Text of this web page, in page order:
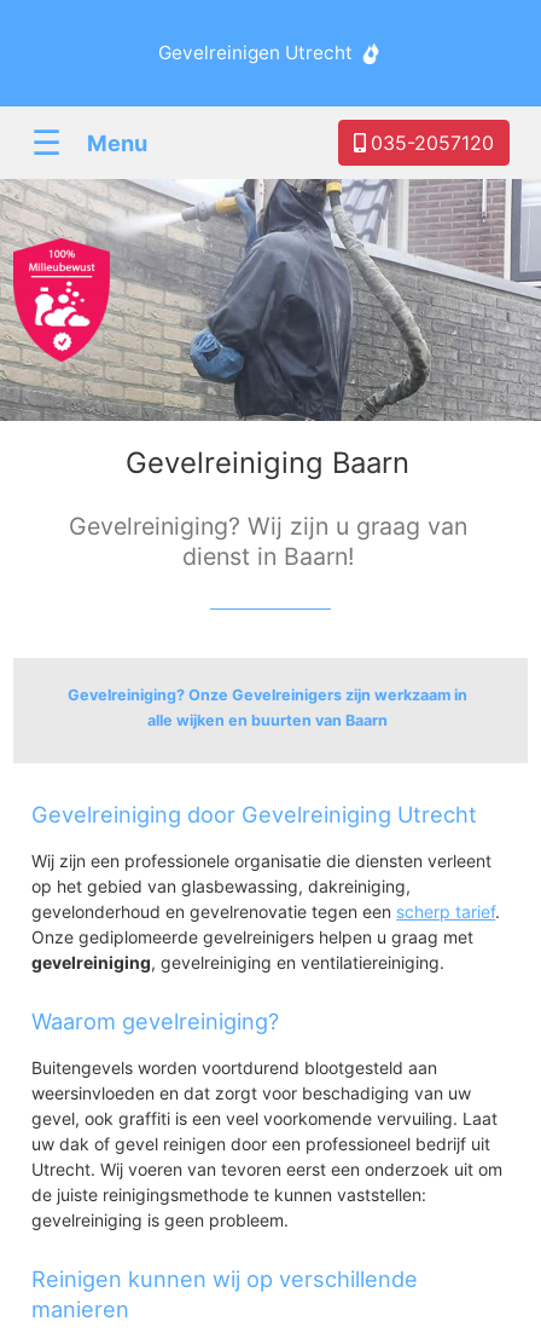
Gevelreinigen Utrecht
☰ Menu 035-2057120
Gevelreiniging Baarn
Gevelreiniging? Wij zijn u graag van
dienst in Baarn!
Gevelreiniging? Onze Gevelreinigers zijn werkzaam in
alle wijken en buurten van Baarn
Centrum
Transvaal
Zandvoort
Oude-Oosterhei
Nieuwe-Oosterhei
Pekingpark
Baarn-Noord, Eemdal en Eemland
Professorenwijk
Staatsliedenwijk
Schilderswijk
Eemdal-Noord
Eemdal-Zuid
Eemland waaronder Eembrugge
Amerpoort Sherpa
P.H.W.park
Wilhelminapark
Gevelreiniging door Gevelreiniging Utrecht
Wij zijn een professionele organisatie die diensten verleent
op het gebied van glasbewassing, dakreiniging,
gevelonderhoud en gevelrenovatie tegen een scherp tarief.
Onze gediplomeerde gevelreinigers helpen u graag met
gevelreiniging, gevelreiniging en ventilatiereiniging.
Waarom gevelreiniging?
Buitengevels worden voortdurend blootgesteld aan
weersinvloeden en dat zorgt voor beschadiging van uw
gevel, ook graffiti is een veel voorkomende vervuiling. Laat
uw dak of gevel reinigen door een professioneel bedrijf uit
Utrecht. Wij voeren van tevoren eerst een onderzoek uit om
de juiste reinigingsmethode te kunnen vaststellen:
gevelreiniging is geen probleem.
Reinigen kunnen wij op verschillende
manieren